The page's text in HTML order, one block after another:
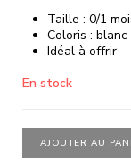
Taille : 0/1
Coloris : blanc
Idéal à offrir
En stock
AJOUTER AU